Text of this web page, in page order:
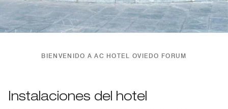
BIENVENIDO A AC HOTEL OVIEDO FORUM
Instalaciones del hotel